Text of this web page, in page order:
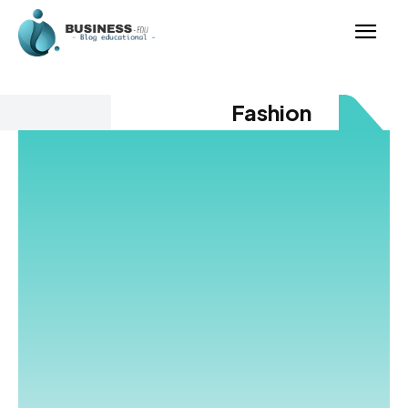
Fashion